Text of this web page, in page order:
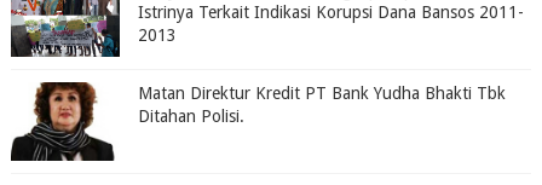
Istrinya Terkait Indikasi Korupsi Dana Bansos 2011-
2013
Matan Direktur Kredit PT Bank Yudha Bhakti Tbk
Ditahan Polisi.